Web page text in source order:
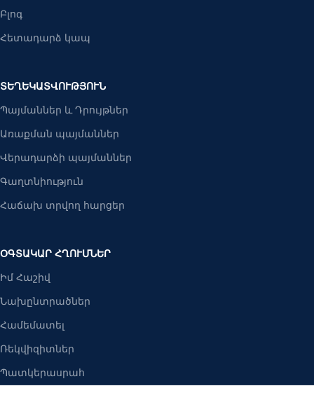
Բլոգ
Հետադարձ կապ
ՏԵՂԵԿԱՏՎՈՒԹՅՈՒՆ
Պայմաններ և Դրույթներ
Առաքման պայմաններ
Վերադարձի պայմաններ
Գաղտնիություն
Հաճախ տրվող հարցեր
ՕԳՏԱԿԱՐ ՀՂՈՒՄՆԵՐ
Իմ Հաշիվ
Նախընտրածներ
Համեմատել
Ռեկվիզիտներ
Պատկերասրահ